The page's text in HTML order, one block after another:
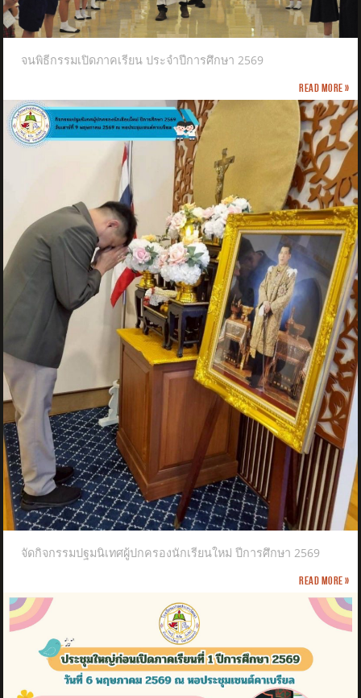
จนพิธีกรรมเปิดภาคเรียน ประจำปีการศึกษา 2569
Read more »
จัดกิจกรรมปฐมนิเทศผู้ปกครองนักเรียนใหม่ ปีการศึกษา 2569
Read more »